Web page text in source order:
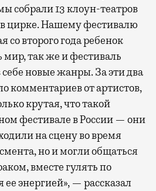
собрали 13 клоун-театров
цирке. Нашему фестивалю
со второго года ребенок
мир, так же и фестиваль
себе новые жанры. За эти два
комментариев от артистов,
крутая, что такой
фестивале в России — они
на сцену во время
но и могли общаться
вместе гулять по
ее энергией», — рассказал